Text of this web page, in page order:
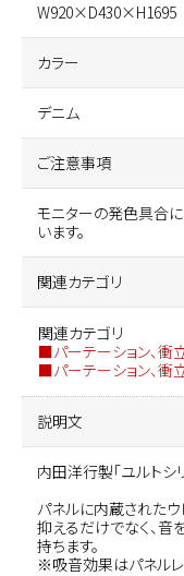
W920×D430×H1695
カラー
デニム
ご注意事項
モニターの発色具合
います。
関連カテゴリ
関連カテゴリ
■パーテーション、衝
■パーテーション、衝
説明文
内田洋行製「ユルトシ
パネルに内蔵されたウ
抑えるだけでなく、
持ちます。
※吸音効果はパネルレ